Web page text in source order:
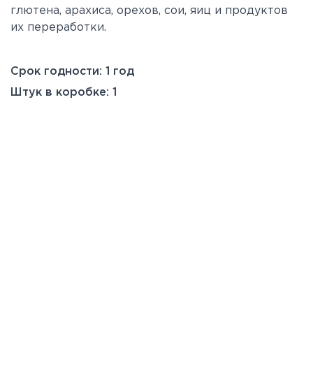
глютена, арахиса, орехов, сои, яиц и продуктов
их переработки.
Срок годности: 1 год
Штук в коробке: 1